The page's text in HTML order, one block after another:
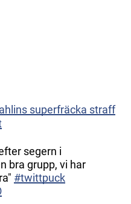
superfräcka straff
segern i
bra grupp, vi har
#twittpuck